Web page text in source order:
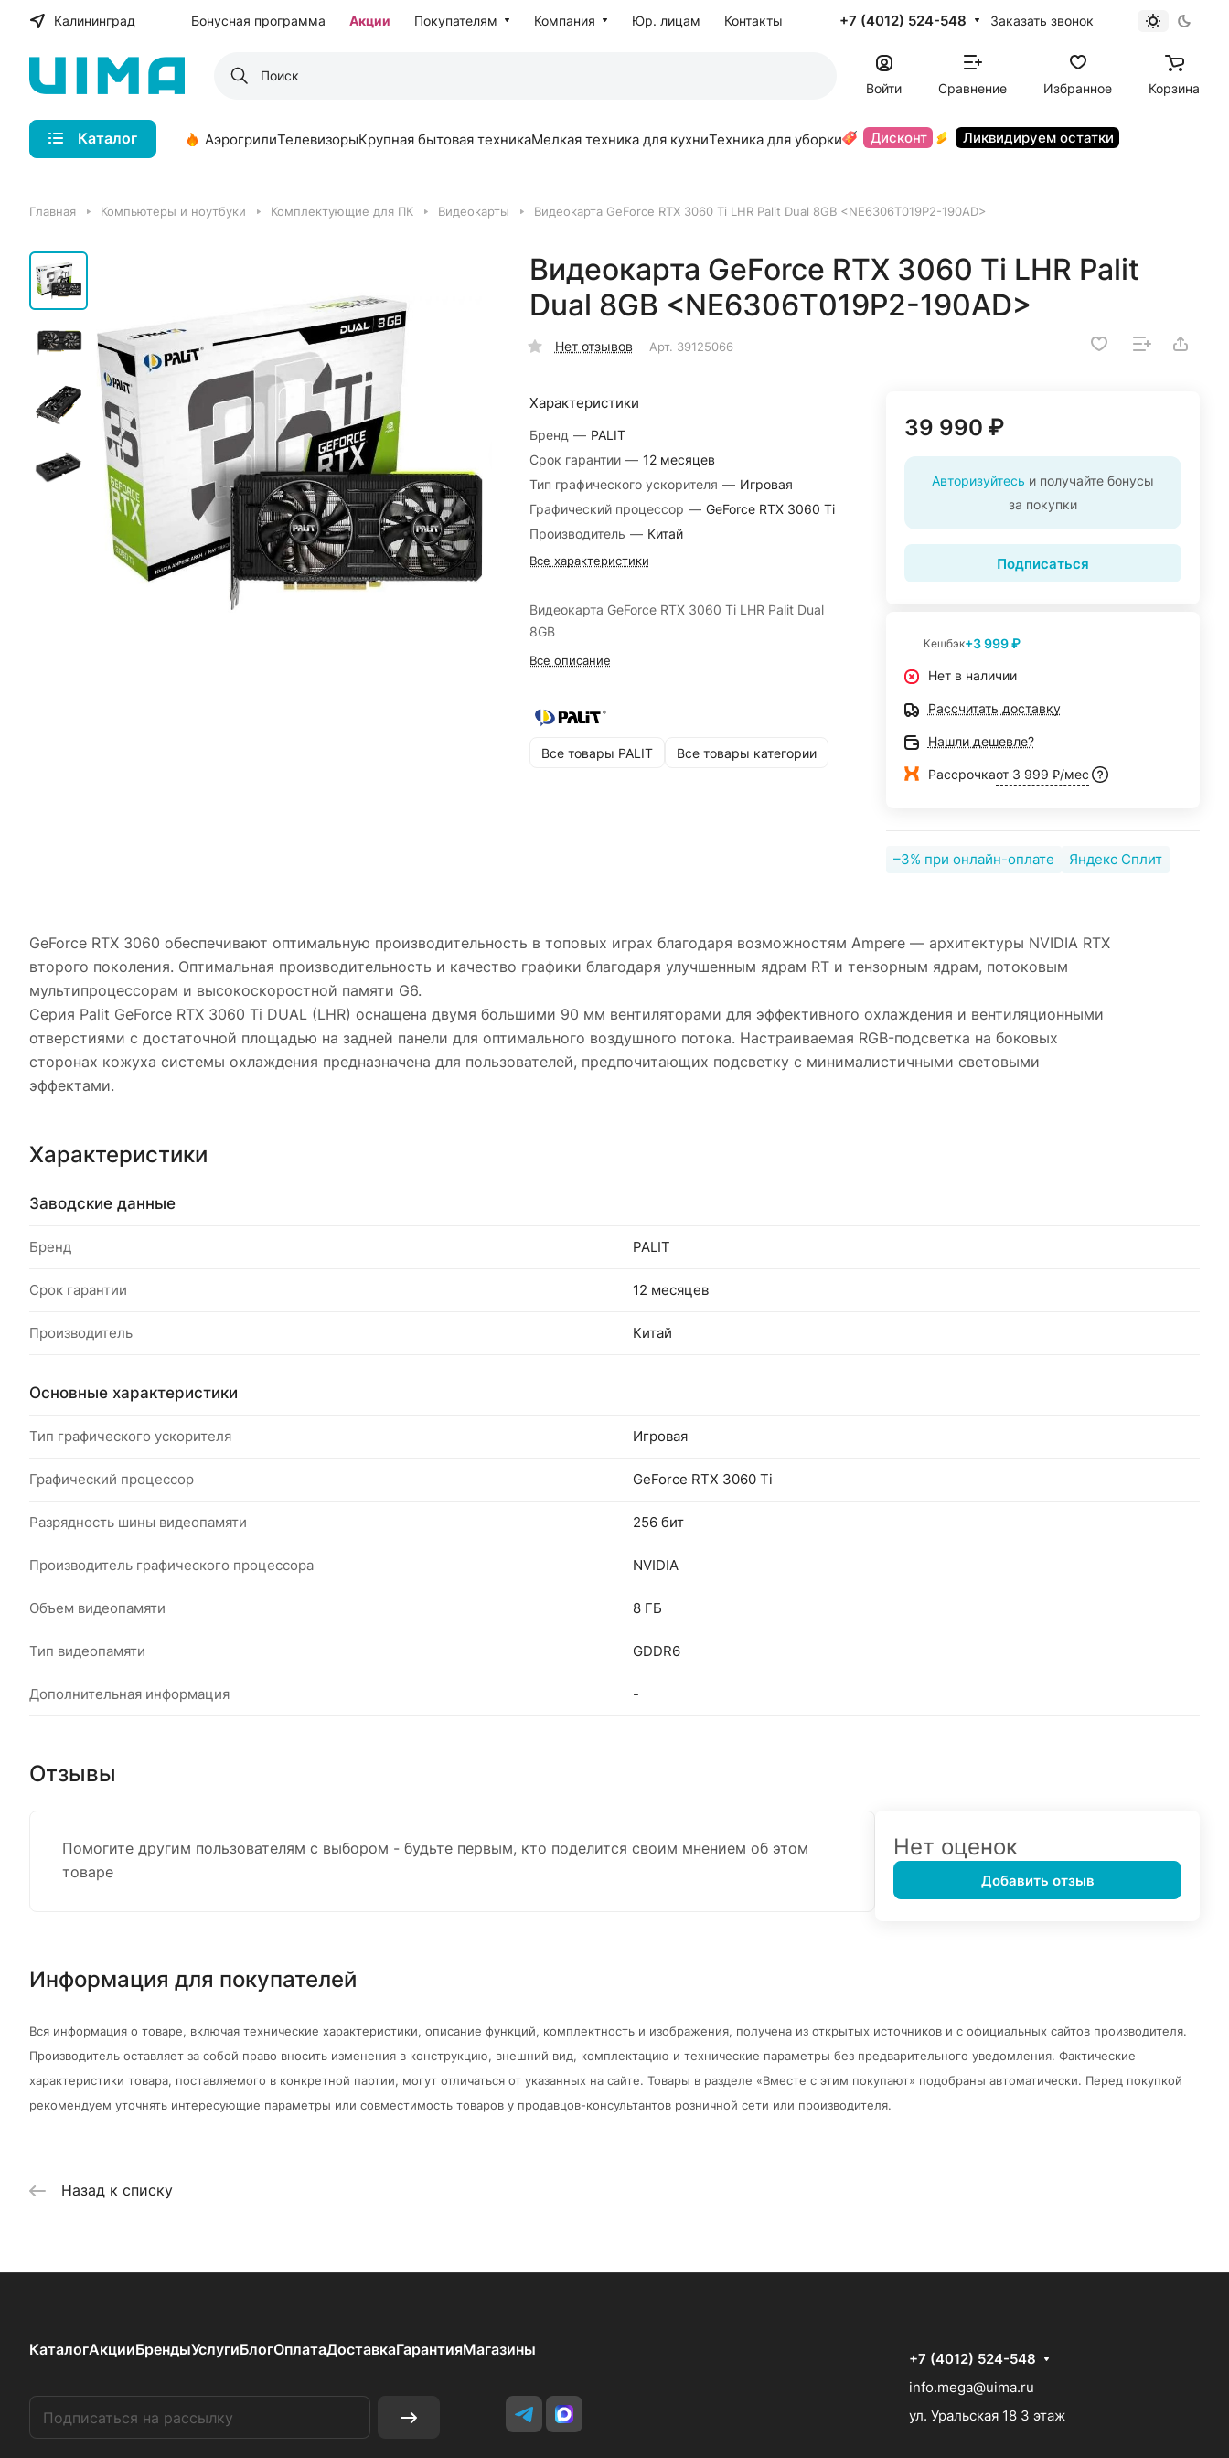
Калининград Бонусная программа Акции Покупателям Компания Юр. лицам Контакты +7 (4012) 524-548 Заказать звонок
Войти Сравнение Избранное Корзина
Каталог АэрогрилиТелевизорыКрупная бытовая техникаМелкая техника для кухниТехника для уборки Дисконт Ликвидируем остатки
Главная Компьютеры и ноутбуки Комплектующие для ПК Видеокарты Видеокарта GeForce RTX 3060 Ti LHR Palit Dual 8GB <NE6306T019P2-190AD>
Видеокарта GeForce RTX 3060 Ti LHR Palit
Dual 8GB <NE6306T019P2-190AD>
Нет отзывов Арт. 39125066
Характеристики
Бренд — PALIT
Срок гарантии — 12 месяцев
Тип графического ускорителя — Игровая
Графический процессор — GeForce RTX 3060 Ti
Производитель — Китай
Все характеристики
Видеокарта GeForce RTX 3060 Ti LHR Palit Dual
8GB
Все описание
Все товары PALIT Все товары категории
39 990 ₽
Авторизуйтесь и получайте бонусы
за покупки
Подписаться
Кешбэк+3 999 ₽
Нет в наличии
Рассчитать доставку
Нашли дешевле?
Рассрочкаот 3 999 ₽/мес
–3% при онлайн-оплате Яндекс Сплит
GeForce RTX 3060 обеспечивают оптимальную производительность в топовых играх благодаря возможностям Ampere — архитектуры NVIDIA RTX
второго поколения. Оптимальная производительность и качество графики благодаря улучшенным ядрам RT и тензорным ядрам, потоковым
мультипроцессорам и высокоскоростной памяти G6.
Серия Palit GeForce RTX 3060 Ti DUAL (LHR) оснащена двумя большими 90 мм вентиляторами для эффективного охлаждения и вентиляционными
отверстиями с достаточной площадью на задней панели для оптимального воздушного потока. Настраиваемая RGB-подсветка на боковых
сторонах кожуха системы охлаждения предназначена для пользователей, предпочитающих подсветку с минималистичными световыми
эффектами.
Характеристики
Заводские данные
Бренд PALIT
Срок гарантии 12 месяцев
Производитель Китай
Основные характеристики
Тип графического ускорителя Игровая
Графический процессор GeForce RTX 3060 Ti
Разрядность шины видеопамяти 256 бит
Производитель графического процессора NVIDIA
Объем видеопамяти 8 ГБ
Тип видеопамяти GDDR6
Дополнительная информация -
Отзывы
Помогите другим пользователям с выбором - будьте первым, кто поделится своим мнением об этом
товаре
Нет оценок
Добавить отзыв
Информация для покупателей
Вся информация о товаре, включая технические характеристики, описание функций, комплектность и изображения, получена из открытых источников и с официальных сайтов производителя.
Производитель оставляет за собой право вносить изменения в конструкцию, внешний вид, комплектацию и технические параметры без предварительного уведомления. Фактические
характеристики товара, поставляемого в конкретной партии, могут отличаться от указанных на сайте. Товары в разделе «Вместе с этим покупают» подобраны автоматически. Перед покупкой
рекомендуем уточнять интересующие параметры или совместимость товаров у продавцов-консультантов розничной сети или производителя.
Назад к списку
КаталогАкцииБрендыУслугиБлогОплатаДоставкаГарантияМагазины
+7 (4012) 524-548
info.mega@uima.ru
ул. Уральская 18 3 этаж